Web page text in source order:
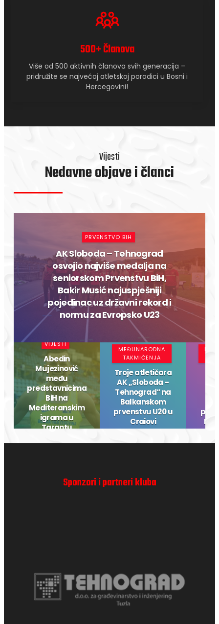
500+ Članova
Više od 500 aktivnih članova svih generacija –
pridružite se najvećoj atletskoj porodici u Bosni i
Hercegovini!
Vijesti
Nedavne objave i članci
PRVENSTVO BIH
AK Sloboda – Tehnograd
osvojio najviše medalja na
seniorskom Prvenstvu BiH,
Bakir Musić najuspješniji
pojedinac uz državni rekord i
normu za Evropsko U23
VIJESTI
Abedin
Mujezinović
među
predstavnicima
BiH na
Mediteranskim
igrama u
Tarantu
MEĐUNARODNA
TAKMIČENJA
Troje atletičara
AK „Sloboda –
Tehnograd“ na
Balkanskom
prvenstvu U20 u
Craiovi
Sponzori i partneri kluba